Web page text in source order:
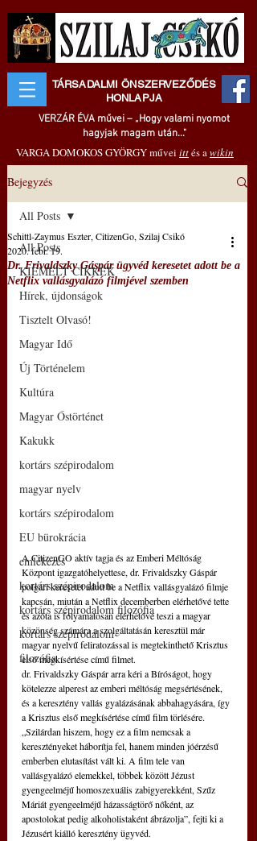
TÁRSADALMI ÖNSZERVEZŐDÉS
HONLAPJA
VERZÁR ÉVA művei – „Hogy valami nyomot
hagyjak magam után..."
VARGA DOMOKOS GYÖRGY művei ittés awikin
Bejegyzés
All Posts
KIEMELT CIKKEK
Hírek, újdonságok
Tisztelt Olvasó!
Magyar Idő
Új Történelem
Kultúra
Magyar Őstörténet
Kakukk
kortárs szépirodalom
magyar nyelv
kortárs szépirodalom
EU bürokrácia
emlékezés
kortárs szépirodalom
kortárs szépirodalom filozófia
kortárs szépirodalom
filozófia
All Posts
Dr. Frivaldszky Gáspár ügyvéd keresetet adott be a
Netflix vallásgyalázó filmjével szemben
Schittl-Zaymus Eszter, CitizenGo, Szilaj Csikó
2020. febr. 19.
A CitizenGO aktív tagja és az Emberi Méltóság
Központ igazgatóhelyettese, dr. Frivaldszky Gáspár
polgári keresetet adott be a Netflix vallásgyalázó filmje
kapcsán, miután a Netflix decemberben elérhetővé tette
és azóta is folyamatosan elérhetővé teszi a magyar
közönség számára a szolgáltatásán keresztül már
magyar nyelvű feliratozással is megtekinthető Krisztus
első megkísértése című filmet.
dr. Frivaldszky Gáspár arra kéri a Bíróságot, hogy
kötelezze alperest az emberi méltóság megsértésének,
és a keresztény vallás gyalázásának abbahagyására, így
a Krisztus első megkísértése című film törlésére.
„Szilárdan hiszem, hogy ez a film nemcsak a
keresztényeket háborítja fel, hanem minden jóérzésű
emberben elutasítást vált ki. A film tele van
vallásgyalázó elemekkel, többek között Jézust
gyengeelméjű homoszexuális zabigyerekként, Szűz
Máriát gyengeelméjű házasságtörő nőként, az
apostolokat pedig alkoholistaként ábrázolja”, fejti ki a
Jézusért kiálló keresztény ügyvéd.